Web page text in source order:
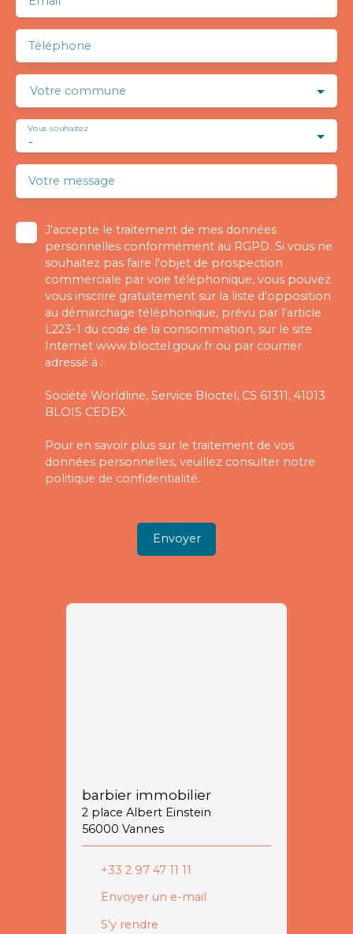
Téléphone
Votre commune
-
Vous souhaitez
Votre message
J'accepte le traitement de mes données
personnelles conformément au RGPD. Si vous ne
souhaitez pas faire l'objet de prospection
commerciale par voie téléphonique, vous pouvez
vous inscrire gratuitement sur la liste d'opposition
au démarchage téléphonique, prévu par l'article
L223-1 du code de la consommation, sur le site
Internet www.bloctel.gouv.fr ou par courrier
adressé à :
Société Worldline, Service Bloctel, CS 61311, 41013
BLOIS CEDEX.
Pour en savoir plus sur le traitement de vos
données personnelles, veuillez consulter notre
politique de confidentialité.
Envoyer
barbier immobilier
2 place Albert Einstein
56000 Vannes
+33 2 97 47 11 11
Envoyer un e-mail
S'y rendre